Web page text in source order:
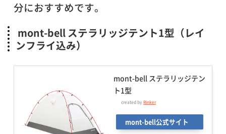
分におすすめです。
mont-bell ステラリッジテント1型（レイ
ンフライ込み）
mont-bell ステラリッジテン
ト1型
created byRinker
mont-bell公式サイト